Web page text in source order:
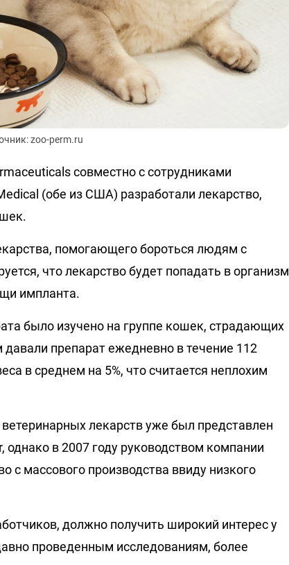
zoo-perm.ru
совместно с сотрудниками
(обе из США) разработали лекарство,
помогающего бороться людям с
что лекарство будет попадать в организм
импланта.
было изучено на группе кошек, страдающих
препарат ежедневно в течение 112
в среднем на 5%, что считается неплохим
лекарств уже был представлен
в 2007 году руководством компании
с массового производства ввиду низкого
должно получить широкий интерес у
проведенным исследованиям, более